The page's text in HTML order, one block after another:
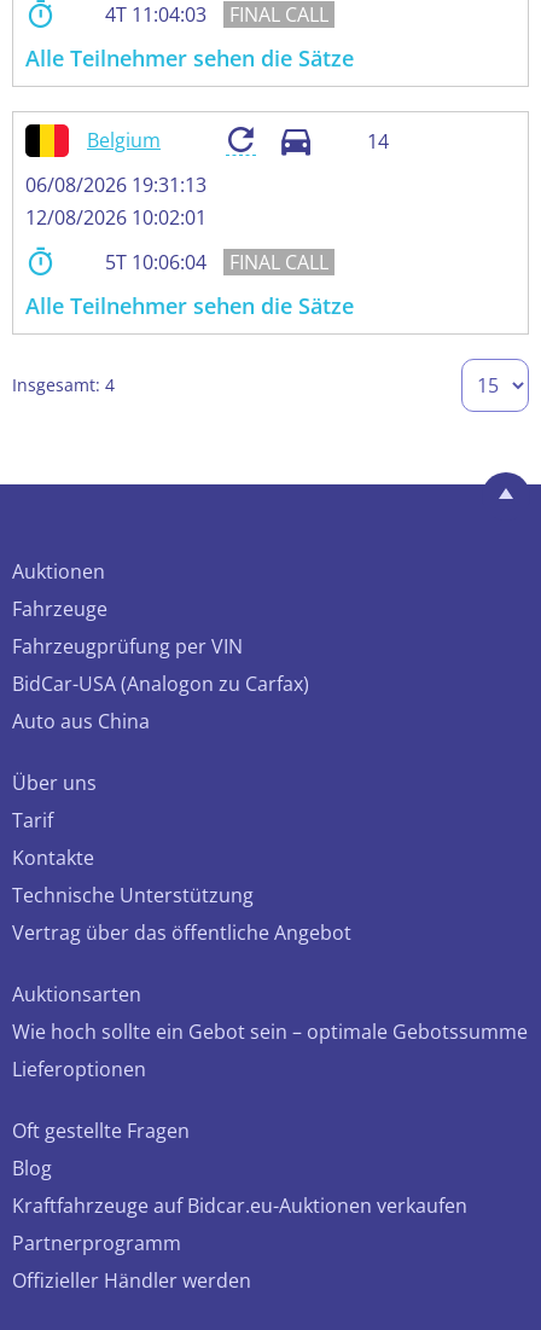
4
11:04:02
Alle Teilnehmer sehen die Sätze
Belgium
14
06/08/2026 19:31:13
12/08/2026 10:02:01
5
10:06:03
Alle Teilnehmer sehen die Sätze
Insgesamt: 4
Auktionen
Fahrzeuge
Fahrzeugprüfung per VIN
BidCar-USA (Analogon zu Carfax)
Auto aus China
Über uns
Tarif
Kontakte
Technische Unterstützung
Vertrag über das öffentliche Angebot
Auktionsarten
Wie hoch sollte ein Gebot sein – optimale Gebotssumme
Lieferoptionen
Oft gestellte Fragen
Blog
Kraftfahrzeuge auf Bidcar.eu-Auktionen verkaufen
Partnerprogramm
Offizieller Händler werden